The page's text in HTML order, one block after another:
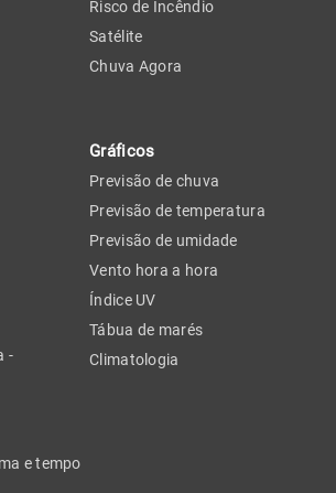
-
e tempo
Risco de Incêndio
Satélite
Chuva Agora
Gráficos
Previsão de chuva
Previsão de temperatura
Previsão de umidade
Vento hora a hora
Índice UV
Tábua de marés
Climatologia